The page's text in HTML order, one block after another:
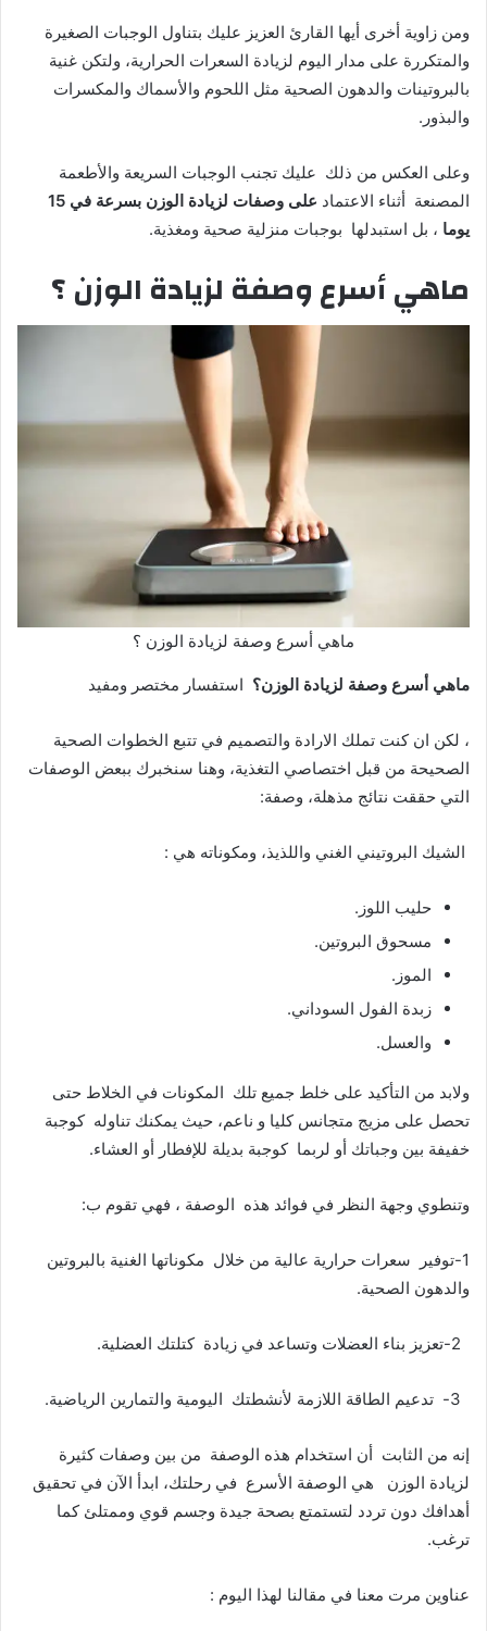
ومن زاوية أخرى أيها القارئ العزيز عليك بتناول الوجبات الصغيرة
والمتكررة على مدار اليوم لزيادة السعرات الحرارية، ولتكن غنية
بالبروتينات والدهون الصحية مثل اللحوم والأسماك والمكسرات
والبذور.
وعلى العكس من ذلك عليك تجنب الوجبات السريعة والأطعمة
المصنعة أثناء الاعتماد
على وصفات لزيادة الوزن بسرعة في 15
يوما ، بل استبدلها بوجبات منزلية صحية ومغذية.
ماهي أسرع وصفة لزيادة الوزن ؟
ماهي أسرع وصفة لزيادة الوزن ؟
ماهي أسرع وصفة لزيادة الوزن؟ استفسار مختصر ومفيد
، لكن ان كنت تملك الارادة والتصميم في تتبع الخطوات الصحية
الصحيحة من قبل اختصاصي التغذية، وهنا سنخبرك ببعض الوصفات
التي حققت نتائج مذهلة، وصفة:
الشيك البروتيني الغني واللذيذ، ومكوناته هي :
حليب اللوز.
مسحوق البروتين.
الموز.
زبدة الفول السوداني.
والعسل.
ولابد من التأكيد على خلط جميع تلك المكونات في الخلاط حتى
تحصل على مزيج متجانس كليا و ناعم، حيث يمكنك تناوله كوجبة
خفيفة بين وجباتك أو لربما كوجبة بديلة للإفطار أو العشاء.
وتنطوي وجهة النظر في فوائد هذه الوصفة ، فهي تقوم ب:
1-توفير سعرات حرارية عالية من خلال مكوناتها الغنية بالبروتين
والدهون الصحية.
إنه من الثابت أن استخدام هذه الوصفة من بين وصفات كثيرة
لزيادة الوزن هي الوصفة الأسرع في رحلتك، ابدأ الآن في تحقيق
أهدافك دون تردد لتستمتع بصحة جيدة وجسم قوي وممتلئ كما
ترغب.
عناوين مرت معنا في مقالنا لهذا اليوم :